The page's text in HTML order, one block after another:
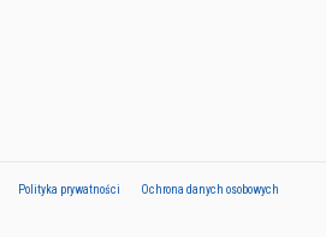
Polityka prywatności Ochrona danych osobowych